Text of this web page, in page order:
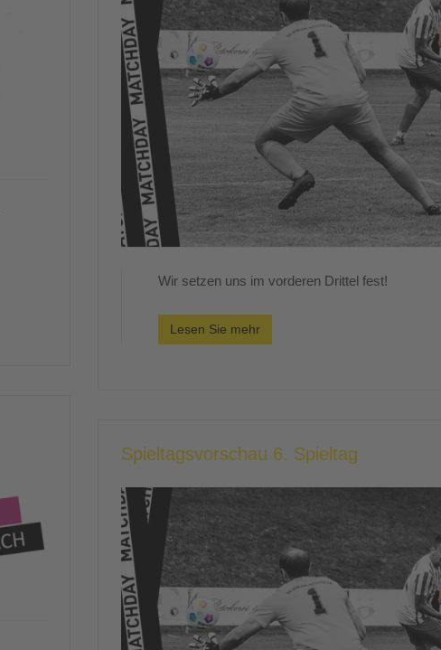
Wir setzen uns im vorderen Drittel fest!
Lesen Sie mehr
Spieltagsvorschau 6. Spieltag